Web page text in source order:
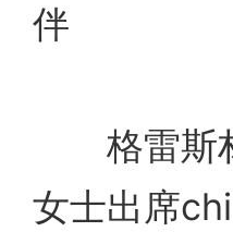
伴
格雷斯材
女士出席